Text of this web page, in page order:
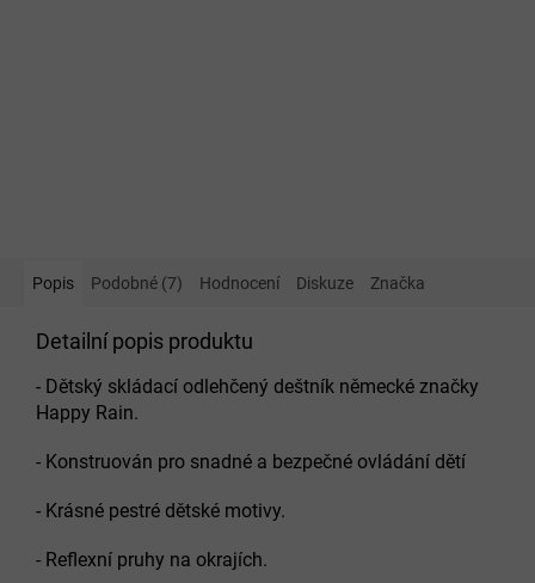
Popis Podobné (7) Hodnocení Diskuze Značka
Detailní popis produktu
- Dětský skládací odlehčený deštník německé značky
Happy Rain.
- Konstruován pro snadné a bezpečné ovládání dětí
- Krásné pestré dětské motivy.
- Reflexní pruhy na okrajích.